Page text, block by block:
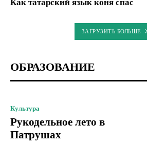
Как татарский язык коня спас
ЗАГРУЗИТЬ БОЛЬШЕ
ОБРАЗОВАНИЕ
Культура
Рукодельное лето в
Патрушах